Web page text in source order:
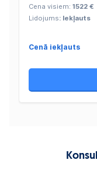
Cena visiem: 1522 €
Lidojums: Iekļauts
Cenā iekļauts